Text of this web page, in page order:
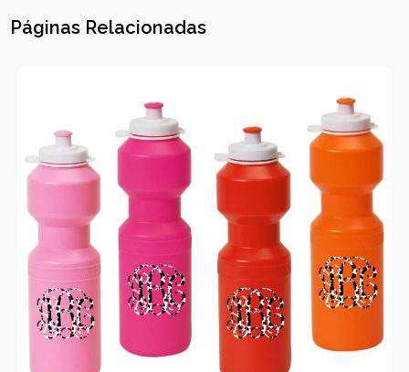
Páginas Relacionadas